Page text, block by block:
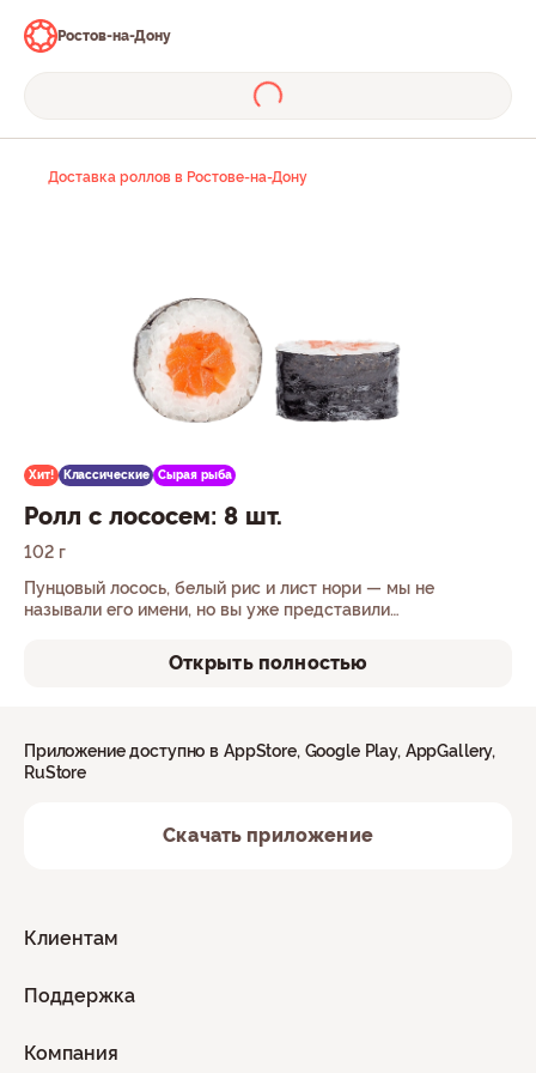
Ростов-на-Дону
Доставка роллов в Ростове-на-Дону
Хит! Классические Сырая рыба
Ролл с лососем: 8 шт.
102 г
Пунцовый лосось, белый рис и лист нори — мы не
называли его имени, но вы уже представили…
Открыть полностью
Клиентам
Поддержка
Компания
Приложение доступно в AppStore, Google Play, AppGallery,
RuStore
Скачать приложение